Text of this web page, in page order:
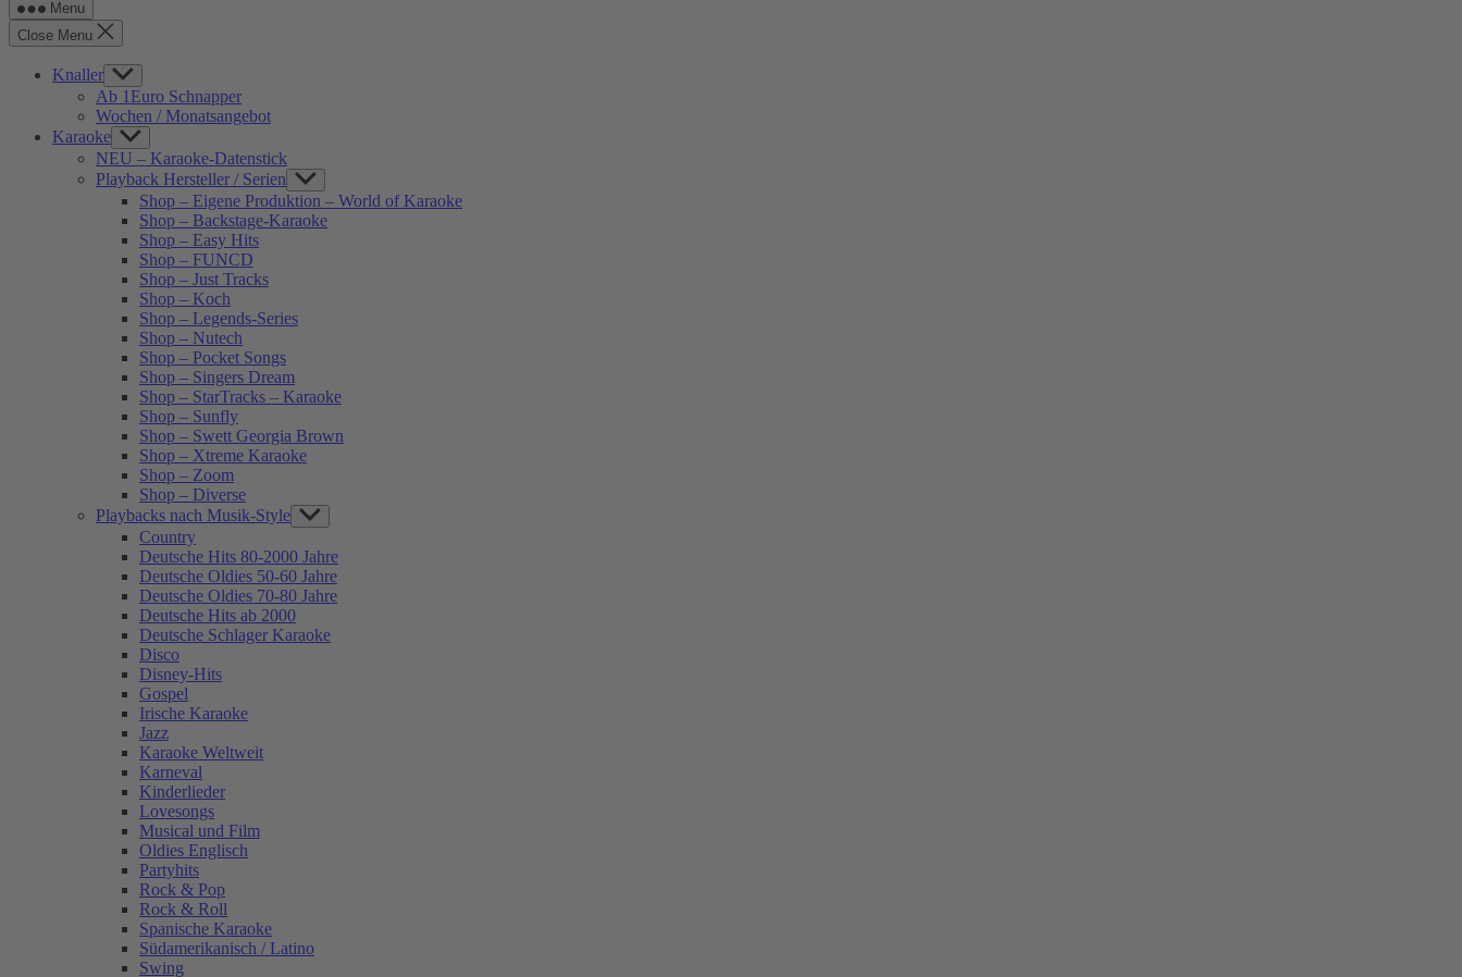
Menu
Close Menu
Knaller Show
sub
menu
Ab 1Euro Schnapper
Wochen / Monatsangebot
Karaoke Show
sub
menu
NEU – Karaoke-Datenstick
Playback Hersteller / Serien Show
sub
menu
Shop – Eigene Produktion – World of Karaoke
Shop – Backstage-Karaoke
Shop – Easy Hits
Shop – FUNCD
Shop – Just Tracks
Shop – Koch
Shop – Legends-Series
Shop – Nutech
Shop – Pocket Songs
Shop – Singers Dream
Shop – StarTracks – Karaoke
Shop – Sunfly
Shop – Swett Georgia Brown
Shop – Xtreme Karaoke
Shop – Zoom
Shop – Diverse
Playbacks nach Musik-Style Show
sub
menu
Country
Deutsche Hits 80-2000 Jahre
Deutsche Oldies 50-60 Jahre
Deutsche Oldies 70-80 Jahre
Deutsche Hits ab 2000
Deutsche Schlager Karaoke
Disco
Disney-Hits
Gospel
Irische Karaoke
Jazz
Karaoke Weltweit
Karneval
Kinderlieder
Lovesongs
Musical und Film
Oldies Englisch
Partyhits
Rock & Pop
Rock & Roll
Spanische Karaoke
Südamerikanisch / Latino
Swing